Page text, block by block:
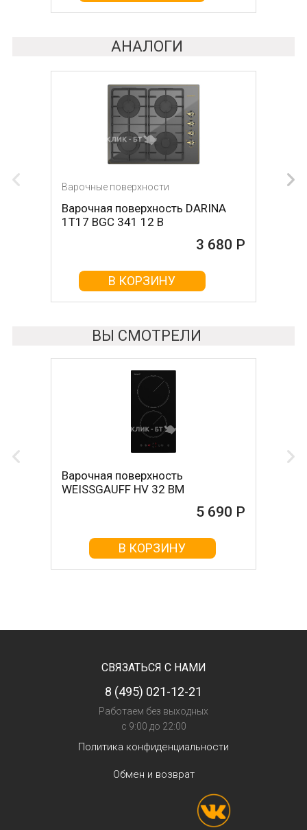
АНАЛОГИ
Варочные поверхности
Варочная поверхность DARINA
1T17 BGС 341 12 B
3 680 Р
В КОРЗИНУ
Варочные поверхности
Варочная поверхность Krona
ORSA 30 BL
4 000 Р
В КОРЗИНУ
ВЫ СМОТРЕЛИ
Варочная поверхность
WEISSGAUFF HV 32 BM
5 690 Р
В КОРЗИНУ
СВЯЗАТЬСЯ С НАМИ
8 (495) 021-12-21
Работаем без выходных
с 9:00 до 22:00
Политика конфиденциальности
Обмен и возврат